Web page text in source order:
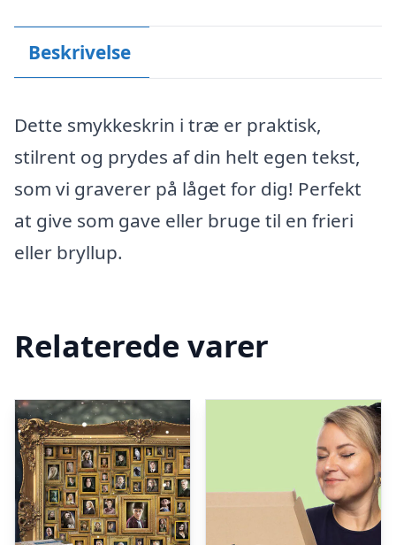
Beskrivelse
Dette smykkeskrin i træ er praktisk,
stilrent og prydes af din helt egen tekst,
som vi graverer på låget for dig! Perfekt
at give som gave eller bruge til en frieri
eller bryllup.
Relaterede varer